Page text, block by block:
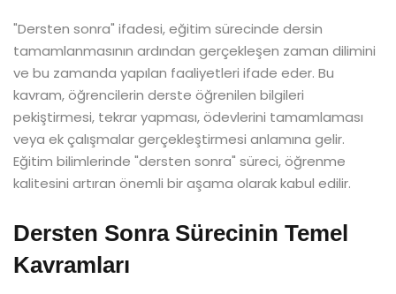
"Dersten sonra" ifadesi, eğitim sürecinde dersin
tamamlanmasının ardından gerçekleşen zaman dilimini
ve bu zamanda yapılan faaliyetleri ifade eder. Bu
kavram, öğrencilerin derste öğrenilen bilgileri
pekiştirmesi, tekrar yapması, ödevlerini tamamlaması
veya ek çalışmalar gerçekleştirmesi anlamına gelir.
Eğitim bilimlerinde "dersten sonra" süreci, öğrenme
kalitesini artıran önemli bir aşama olarak kabul edilir.
Dersten Sonra Sürecinin Temel
Kavramları